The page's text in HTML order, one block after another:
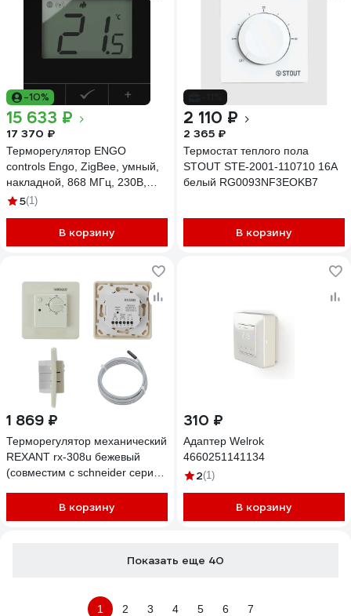
-10%
15 633 ₽
17 370 ₽
Терморегулятор ENGO
controls Engo, ZigBee, умный,
накладной, 868 МГц, 230В,
для управления напольным и
цвет-черный E25-230B
5(1)
В корзину
2 110 ₽
2 365 ₽
Термостат теплого пола
STOUT STE-2001-110710 16А
белый RG0093NF3EOKB7
В корзину
1 869 ₽
Терморегулятор механический
REXANT rx-308u бежевый
(совместим с schneider серии
В корзину
310 ₽
Адаптер Welrok
4660251141134
2(1)
В корзину
Показать еще 40
1 2 3 4 5 6 7